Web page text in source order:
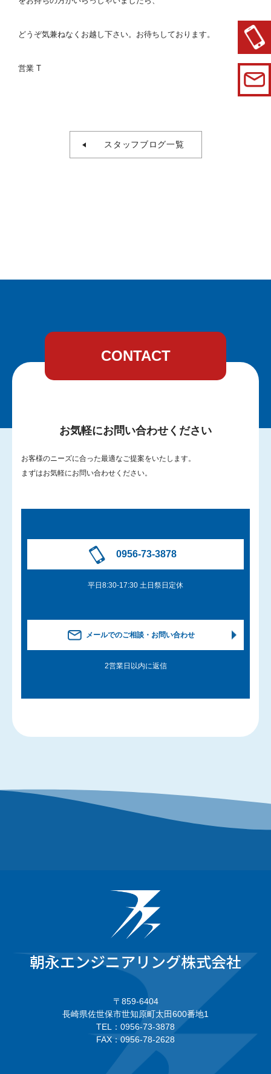
どうぞ気兼ねなくお越し下さい。お待ちしております。
営業 T
スタッフブログ一覧
CONTACT
お気軽にお問い合わせください
お客様のニーズに合った最適なご提案をいたします。
まずはお気軽にお問い合わせください。
0956-73-3878
平日8:30-17:30 土日祭日定休
メールでのご相談・お問い合わせ
2営業日以内に返信
朝永エンジニアリング株式会社
〒859-6404
長崎県佐世保市世知原町太田600番地1
TEL：0956-73-3878
FAX：0956-78-2628